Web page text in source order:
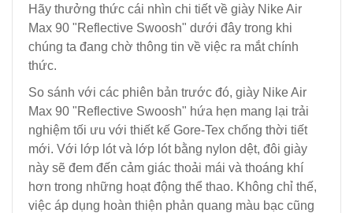
Hãy thưởng thức cái nhìn chi tiết về giày Nike Air
Max 90 "Reflective Swoosh" dưới đây trong khi
chúng ta đang chờ thông tin về việc ra mắt chính
thức.
So sánh với các phiên bản trước đó, giày Nike Air
Max 90 "Reflective Swoosh" hứa hẹn mang lại trải
nghiệm tối ưu với thiết kế Gore-Tex chống thời tiết
mới. Với lớp lót và lớp lót bằng nylon dệt, đôi giày
này sẽ đem đến cảm giác thoải mái và thoáng khí
hơn trong những hoạt động thể thao. Không chỉ thế,
việc áp dụng hoàn thiện phản quang màu bạc cũng